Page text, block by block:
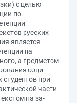
с целью
по
русских
является
на
а предметом
соци-
студентов при
части
на за-